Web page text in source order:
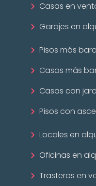
Casas en
Garajes en
Pisos más
Casas más
Casas con
Pisos con
Locales en
Oficinas en
Trasteros en